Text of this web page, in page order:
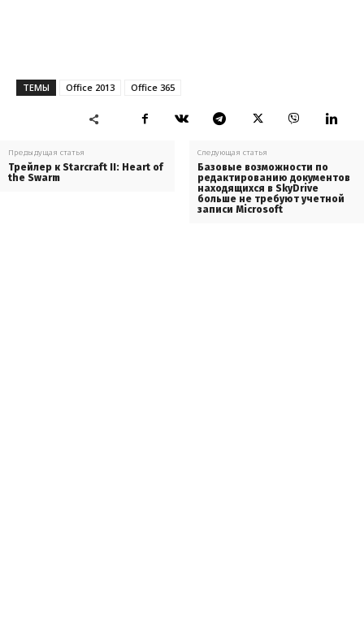
ТЕМЫ Office 2013 Office 365
Предыдущая статья
Трейлер к Starcraft II: Heart of
the Swarm
Следующая статья
Базовые возможности по
редактированию документов
находящихся в SkyDrive
больше не требуют учетной
записи Microsoft